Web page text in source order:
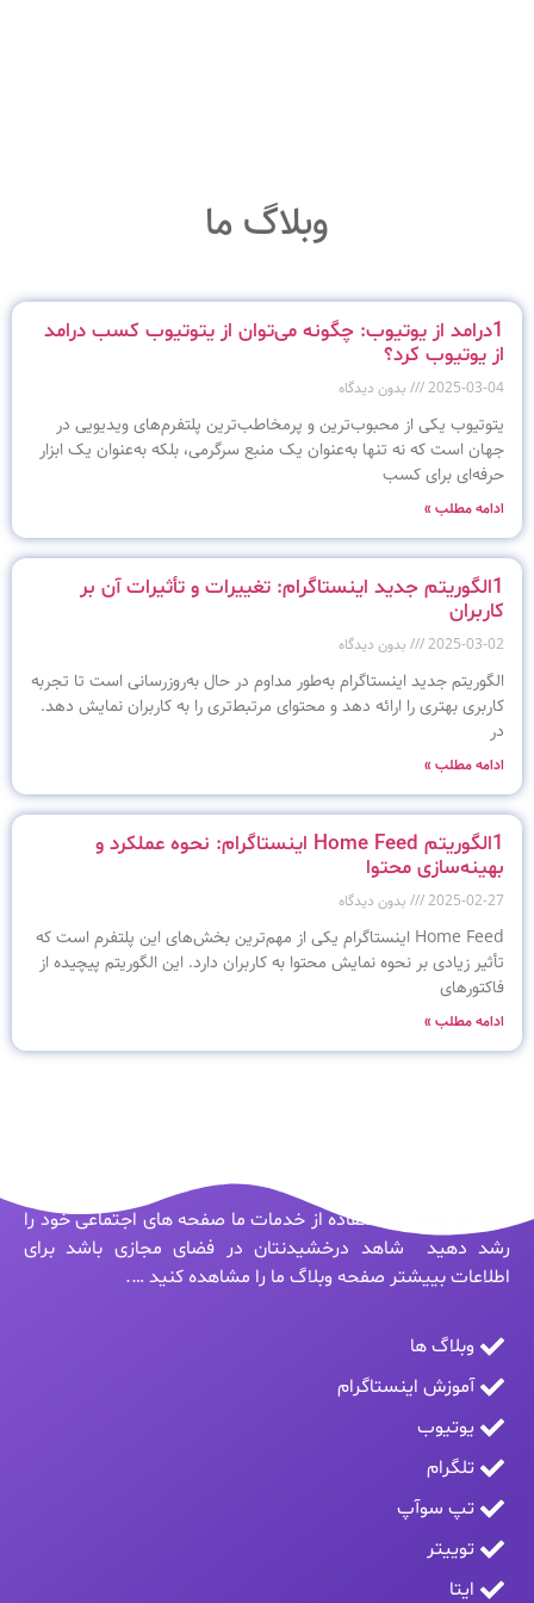
وبلاگ ما
1درامد از یوتیوب: چگونه می‌توان از یتوتیوب کسب درامد
از یوتیوب کرد؟
2025-03-04 بدون دیدگاه
یتوتیوب یکی از محبوب‌ترین و پرمخاطب‌ترین پلتفرم‌های ویدیویی در
جهان است که نه تنها به‌عنوان یک منبع سرگرمی، بلکه به‌عنوان یک ابزار
حرفه‌ای برای کسب
ادامه مطلب »
1الگوریتم جدید اینستاگرام: تغییرات و تأثیرات آن بر
کاربران
2025-03-02 بدون دیدگاه
الگوریتم جدید اینستاگرام به‌طور مداوم در حال به‌روزرسانی است تا تجربه
کاربری بهتری را ارائه دهد و محتوای مرتبط‌تری را به کاربران نمایش دهد.
در
ادامه مطلب »
1الگوریتم Home Feed اینستاگرام: نحوه عملکرد و
بهینه‌سازی محتوا
2025-02-27 بدون دیدگاه
Home Feed اینستاگرام یکی از مهم‌ترین بخش‌های این پلتفرم است که
تأثیر زیادی بر نحوه نمایش محتوا به کاربران دارد. این الگوریتم پیچیده از
فاکتورهای
ادامه مطلب »
شما میتوانید با استفاده از خدمات ما صفحه های اجتماعی خود را
رشد دهید شاهد درخشیدنتان در فضای مجازی باشد برای
اطلاعات بییشتر صفحه وبلاگ ما را مشاهده کنید ….
وبلاگ ها
آموزش اینستاگرام
یوتیوب
تلگرام
تپ سوآپ
توییتر
ایتا